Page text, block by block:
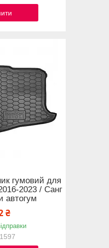
гумовий для
2023 / Санг
автогум
₴